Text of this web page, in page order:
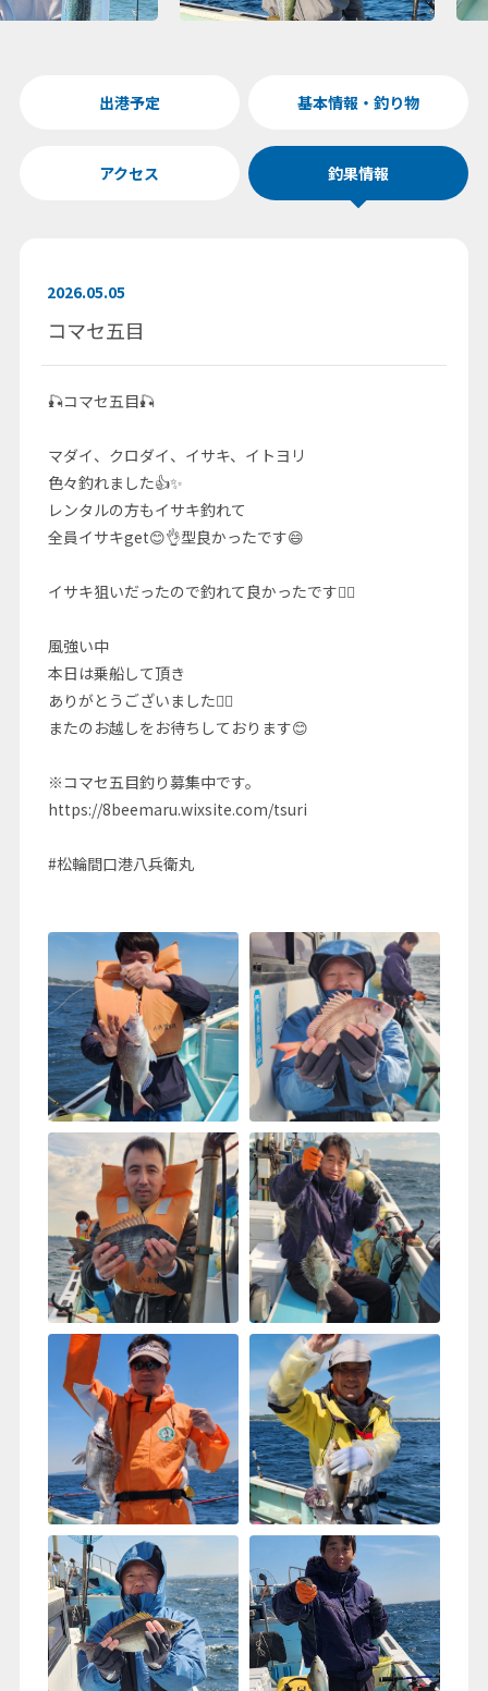
出港予定 基本情報・釣り物
アクセス 釣果情報
2026.05.05
コマセ五目
🎣コマセ五目🎣
マダイ、クロダイ、イサキ、イトヨリ
色々釣れました👍✨
レンタルの方もイサキ釣れて
全員イサキget😊👌型良かったです😄
イサキ狙いだったので釣れて良かったです🙆‍♂️
風強い中
本日は乗船して頂き
ありがとうございました🙇‍♂️
またのお越しをお待ちしております😊
※コマセ五目釣り募集中です。
https://8beemaru.wixsite.com/tsuri
#松輪間口港八兵衛丸